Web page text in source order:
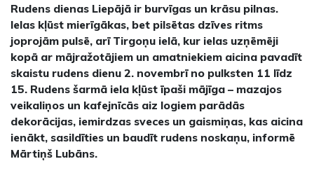
Rudens dienas Liepājā ir burvīgas un krāsu pilnas.
Ielas kļūst mierīgākas, bet pilsētas dzīves ritms
joprojām pulsē, arī Tirgoņu ielā, kur ielas uzņēmēji
kopā ar mājražotājiem un amatniekiem aicina pavadīt
skaistu rudens dienu 2. novembrī no pulksten 11 līdz
15. Rudens šarmā iela kļūst īpaši mājīga – mazajos
veikaliņos un kafejnīcās aiz logiem parādās
dekorācijas, iemirdzas sveces un gaismiņas, kas aicina
ienākt, sasildīties un baudīt rudens noskaņu, informē
Mārtiņš Lubāns.